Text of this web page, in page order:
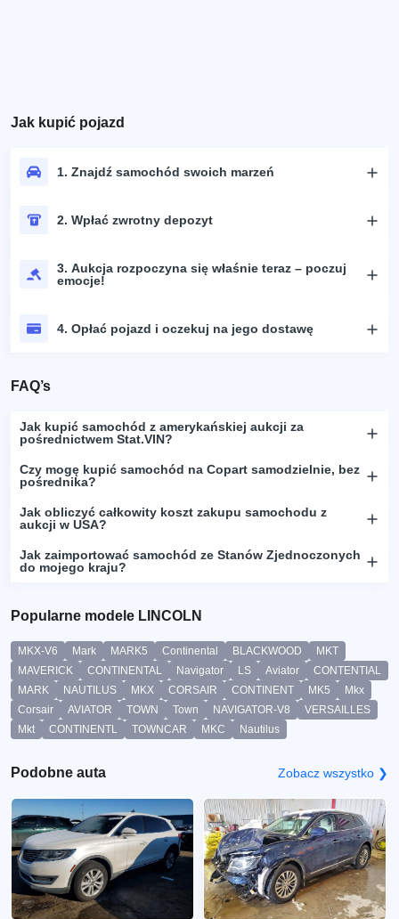
Jak kupić pojazd
1. Znajdź samochód swoich marzeń
2. Wpłać zwrotny depozyt
3. Aukcja rozpoczyna się właśnie teraz – poczuj
emocje!
4. Opłać pojazd i oczekuj na jego dostawę
FAQ’s
Jak kupić samochód z amerykańskiej aukcji za
pośrednictwem Stat.VIN?
Czy mogę kupić samochód na Copart samodzielnie, bez
pośrednika?
Jak obliczyć całkowity koszt zakupu samochodu z
aukcji w USA?
Jak zaimportować samochód ze Stanów Zjednoczonych
do mojego kraju?
Popularne modele LINCOLN
MKX-V6 Mark MARK5 Continental BLACKWOOD
MKT
MAVERICK
CONTINENTAL Navigator LS Aviator
CONTENTIAL
MARK
NAUTILUS MKX CORSAIR CONTINENT MK5
Mkx
Corsair
AVIATOR TOWN Town NAVIGATOR-V8
VERSAILLES
Mkt
CONTINENTL TOWNCAR MKC Nautilus
Podobne auta Zobacz wszystko ❯